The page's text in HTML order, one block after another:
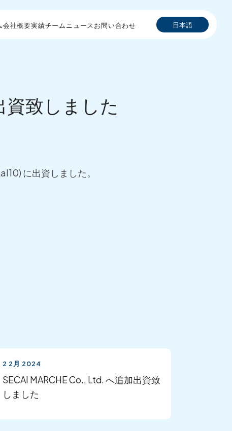
会社概要実績チーム ニュース お問い合わせ 日本語
致しました
に出資しました。
2 2月 2024
SECAI MARCHE Co., Ltd. へ追加出資致
しました